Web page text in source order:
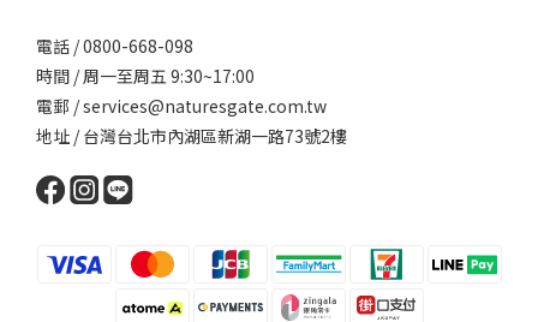
電話 / 0800-668-098
時間 / 周一至周五 9:30~17:00
電郵 / services@naturesgate.com.tw
地址 / 台灣台北市內湖區新湖一路73號2樓